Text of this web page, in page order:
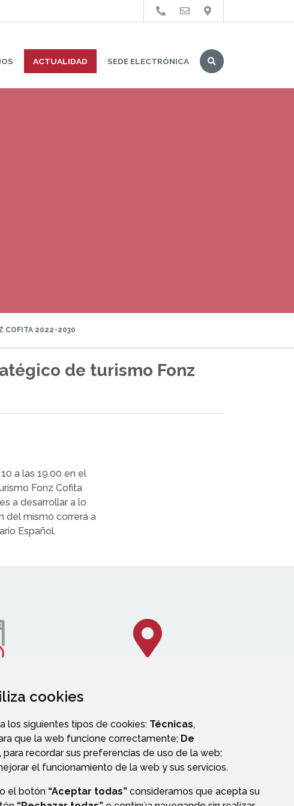
cookies
los siguientes tipos de cookies: Técnicas,
que la web funcione correctamente; De
para recordar sus preferencias de uso de la web;
el funcionamiento de la web y sus servicios.
el botón “Aceptar todas” consideramos que acepta su
ACTUALIDAD SEDE ELECTRÓNICA
Buscar
COFITA 2022-2030
de turismo Fonz
a las 19.00 en el
Fonz Cofita
a desarrollar a lo
del mismo correrá a
Español.